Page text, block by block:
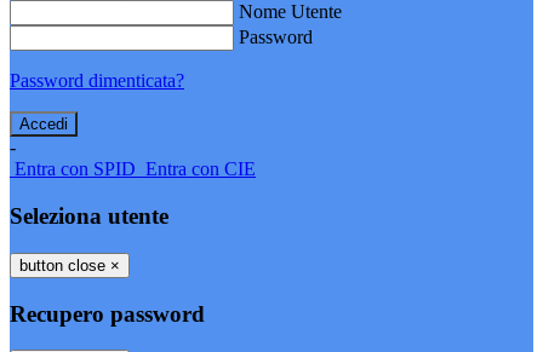
Nome Utente
Password
Password dimenticata?
-
Entra con SPID Entra con CIE
Seleziona utente
button close ×
Recupero password